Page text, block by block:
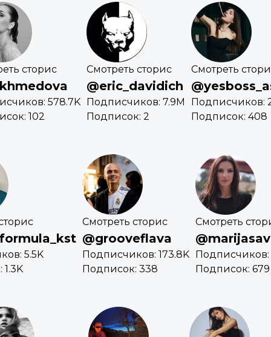
сторис
578.7K
102
Смотреть сторис
@eric_davidich
Подписчиков: 7.9M
Подписок: 2
Смотреть
Подписчиков:
Подписок: 408
5.5K
Смотреть сторис
@grooveflava
Подписчиков: 173.8K
Подписок: 338
Смотреть
Подписчиков:
Подписок: 679